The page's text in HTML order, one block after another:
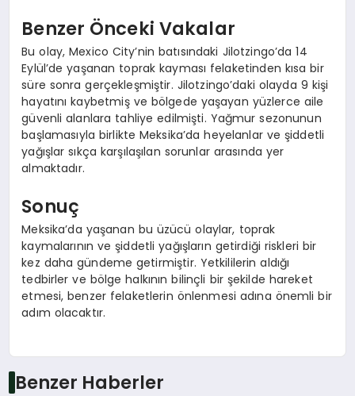
Benzer Önceki Vakalar
Bu olay, Mexico City’nin batısındaki Jilotzingo’da 14
Eylül’de yaşanan toprak kayması felaketinden kısa bir
süre sonra gerçekleşmiştir. Jilotzingo’daki olayda 9 kişi
hayatını kaybetmiş ve bölgede yaşayan yüzlerce aile
güvenli alanlara tahliye edilmişti. Yağmur sezonunun
başlamasıyla birlikte Meksika’da heyelanlar ve şiddetli
yağışlar sıkça karşılaşılan sorunlar arasında yer
almaktadır.
Sonuç
Meksika’da yaşanan bu üzücü olaylar, toprak
kaymalarının ve şiddetli yağışların getirdiği riskleri bir
kez daha gündeme getirmiştir. Yetkililerin aldığı
tedbirler ve bölge halkının bilinçli bir şekilde hareket
etmesi, benzer felaketlerin önlenmesi adına önemli bir
adım olacaktır.
Benzer Haberler